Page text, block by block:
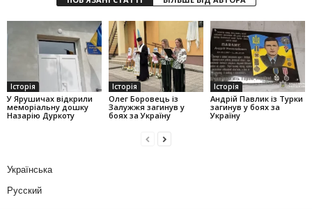
Історія
У Ярушичах відкрили
меморіальну дошку
Назарію Дуркоту
Історія
Олег Боровець із
Залужжя загинув у
боях за Україну
Історія
Андрій Павлик із Турки
загинув у боях за
Україну
Українська
Русский